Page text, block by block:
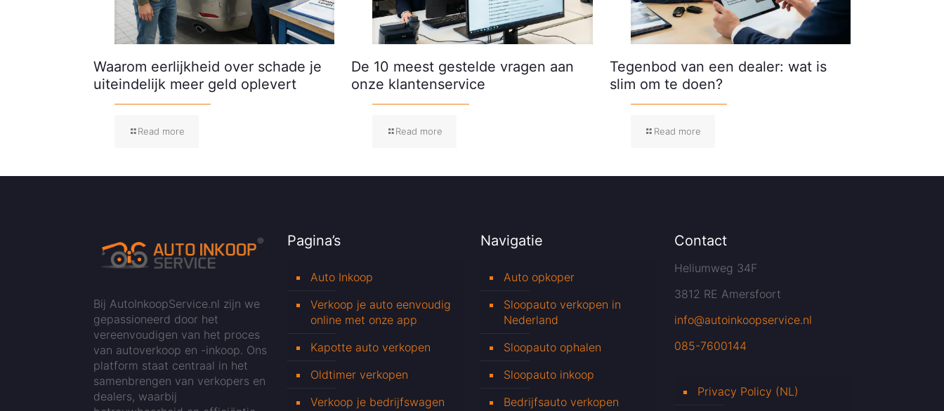
Waarom eerlijkheid over schade je
uiteindelijk meer geld oplevert
Read more
De 10 meest gestelde vragen aan
onze klantenservice
Read more
Tegenbod van een dealer: wat is
slim om te doen?
Read more
Bij AutoInkoopService.nl zijn we
gepassioneerd door het
vereenvoudigen van het proces
van autoverkoop en -inkoop. Ons
platform staat centraal in het
samenbrengen van verkopers en
dealers, waarbij
Pagina’s
Auto Inkoop
Verkoop je auto eenvoudig
online met onze app
Kapotte auto verkopen
Oldtimer verkopen
Verkoop je bedrijfswagen
Navigatie
Auto opkoper
Sloopauto verkopen in
Nederland
Sloopauto ophalen
Sloopauto inkoop
Bedrijfsauto verkopen
Contact
Heliumweg 34F
3812 RE Amersfoort
info@autoinkoopservice.nl
085-7600144
Privacy Policy (NL)